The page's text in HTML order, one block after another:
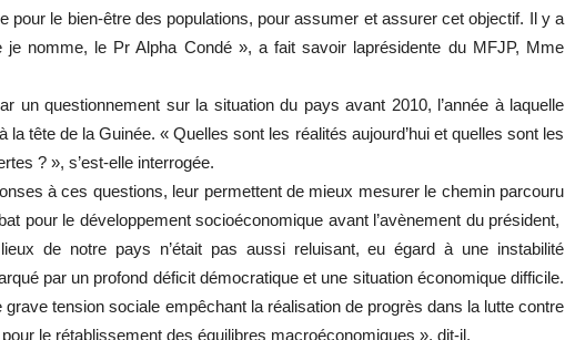
pour le bien-être des populations, pour assumer et assurer cet objectif. Il y a
je nomme, le Pr Alpha Condé », a fait savoir laprésidente du MFJP, Mme
un questionnement sur la situation du pays avant 2010, l’année à laquelle
la tête de la Guinée. « Quelles sont les réalités aujourd’hui et quelles sont les
? », s’est-elle interrogée.
à ces questions, leur permettent de mieux mesurer le chemin parcouru
pour le développement socioéconomique avant l’avènement du président,
de notre pays n’était pas aussi reluisant, eu égard à une instabilité
par un profond déficit démocratique et une situation économique difficile.
grave tension sociale empêchant la réalisation de progrès dans la lutte contre
le rétablissement des équilibres macroéconomiques », dit-il.